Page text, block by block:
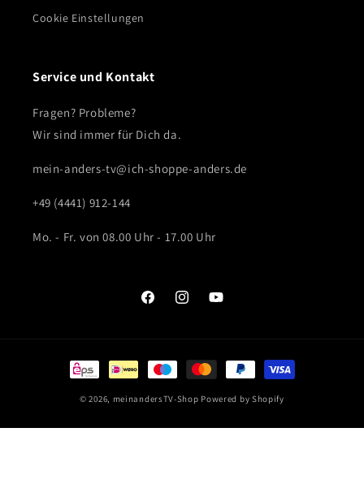
Cookie Einstellungen
Service und Kontakt
Fragen? Probleme?
Wir sind immer für Dich da.
mein-anders-tv@ich-shoppe-anders.de
+49 (4441) 912-144
Mo. - Fr. von 08.00 Uhr - 17.00 Uhr
FacebookInstagramYouTube
Zahlungsmethoden
© 2026, meinandersTV-Shop Powered by Shopify